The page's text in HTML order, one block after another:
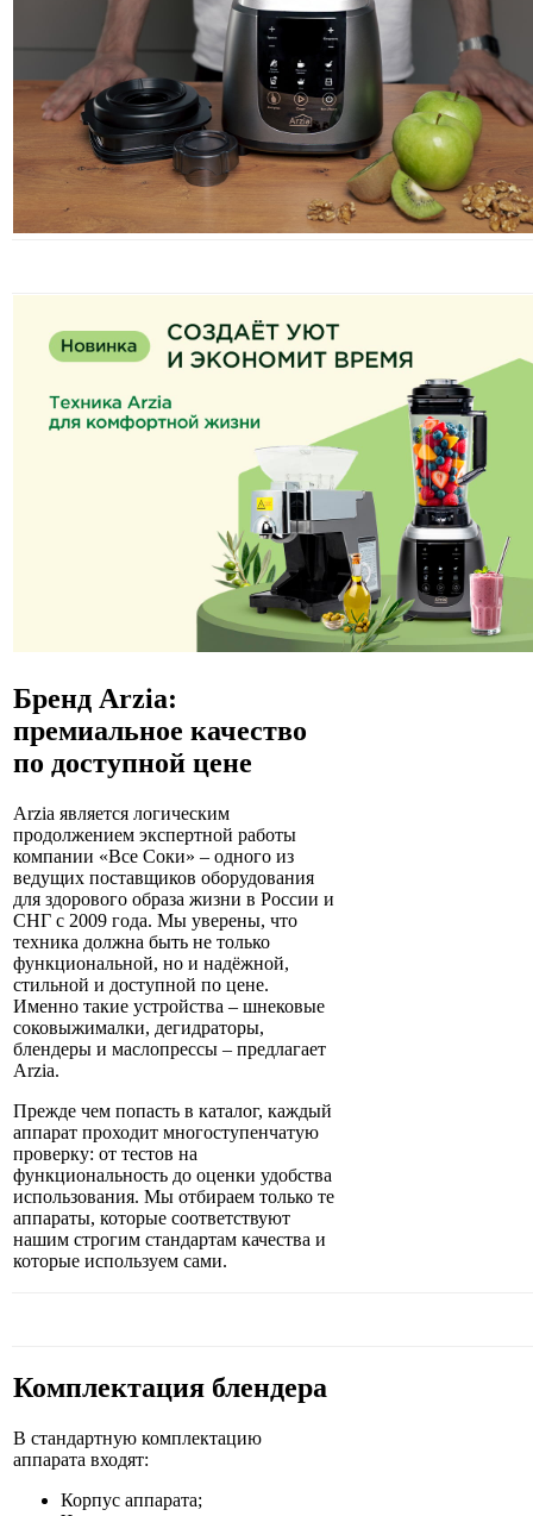
Бренд Arzia:
премиальное качество
по доступной цене
​Arzia является логическим
продолжением экспертной работы
компании «Все Соки» – одного из
ведущих поставщиков оборудования
для здорового образа жизни в России и
СНГ с 2009 года. Мы уверены, что
техника должна быть не только
функциональной, но и надёжной,
стильной и доступной по цене.
Именно такие устройства – шнековые
соковыжималки, дегидраторы,
блендеры и маслопрессы – предлагает
Arzia.
Прежде чем попасть в каталог, каждый
аппарат проходит многоступенчатую
проверку: от тестов на
функциональность до оценки удобства
использования. Мы отбираем только те
аппараты, которые соответствуют
нашим строгим стандартам качества и
которые используем сами.
Комплектация блендера
В стандартную комплектацию
аппарата входят:
Корпус аппарата;